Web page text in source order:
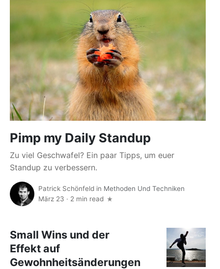
Pimp my Daily Standup
Zu viel Geschwafel? Ein paar Tipps, um euer
Standup zu verbessern.
Patrick Schönfeld in Methoden Und Techniken
März 23 · 2 min read
Small Wins und der
Effekt auf
Gewohnheitsänderungen